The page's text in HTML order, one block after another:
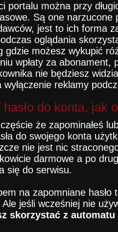
portalu można przy
Są one narzucone
jest to ich forma
oglądania
gdzie możesz wykupić
wpłaty za abonament,
nie będziesz
wyłączenie reklamy
do konta, jak
że zapominałeś
do swojego konta
nie jest nic
darmowe a po
się do serwisu.
na zapomniane hasło
jeśli wcześniej nie
skorzystać z